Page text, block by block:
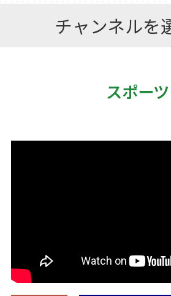
チャンネルを
スポーツ